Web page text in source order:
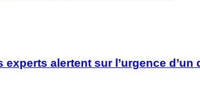
experts alertent sur l’urgence